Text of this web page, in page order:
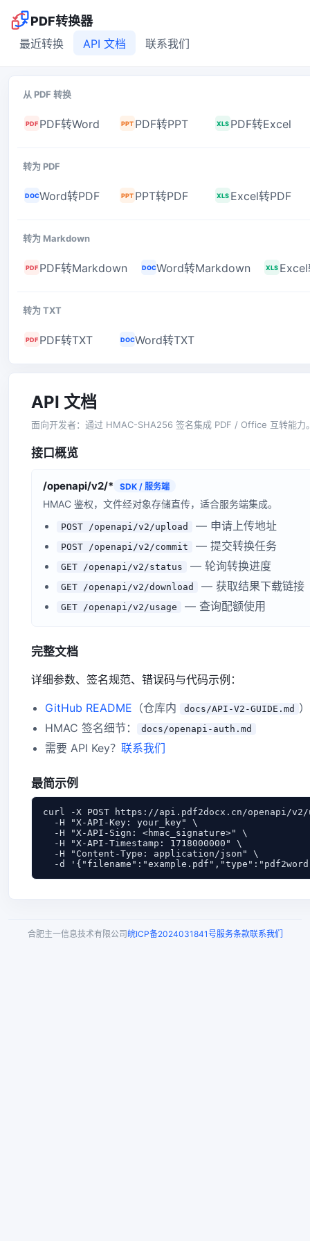
PDF转换器
最近转换 API 文档 联系我们
从 PDF 转换
PDF PDF转Word PPT PDF转PPT XLS PDF转Excel
转为 PDF
DOCWord转PDF PPT PPT转PDF XLS Excel转PDF
转为 Markdown
PDF PDF转Markdown DOCWord转Markdown XLS
转为 TXT
PDF PDF转TXT DOCWord转TXT
API 文档
面向开发者：通过 HMAC-SHA256 签名集成 PDF / Office 互转能力
接口概览
/openapi/v2/* SDK / 服务端
HMAC 鉴权，文件经对象存储直传，适合服务端集成。
POST /openapi/v2/upload — 申请上传地址
POST /openapi/v2/commit — 提交转换任务
GET /openapi/v2/status — 轮询转换进度
GET /openapi/v2/download — 获取结果下载链接
GET /openapi/v2/usage — 查询配额使用
完整文档
详细参数、签名规范、错误码与代码示例：
GitHub README （仓库内 docs/API-V2-GUIDE.md ）
HMAC 签名细节：
docs/openapi-auth.md
需要 API Key？ 联系我们
最简示例
curl -X POST https://api.pdf2docx.cn/openapi/
  -H "X-API-Key: your_key" \
  -H "X-API-Sign: <hmac_signature>" \
  -H "X-API-Timestamp: 1718000000" \
  -H "Content-Type: application/json" \
-d
合肥主一信息技术有限公司 皖ICP备2024031841号服务条款联系我们